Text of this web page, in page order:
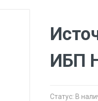
ИБП
Статус: В